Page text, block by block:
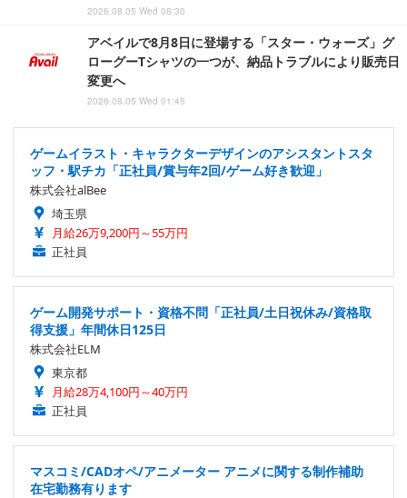
2026.08.05 Wed 08:30
アベイルで8月8日に登場する「スター・ウォーズ」グ
ローグーTシャツの一つが、納品トラブルにより販売日
変更へ
2026.08.05 Wed 01:45
ゲームイラスト・キャラクターデザインのアシスタントスタ
ッフ・駅チカ「正社員/賞与年2回/ゲーム好き歓迎」
株式会社alBee
埼玉県
月給26万9,200円～55万円
正社員
ゲーム開発サポート・資格不問「正社員/土日祝休み/資格取
得支援」年間休日125日
株式会社ELM
東京都
月給28万4,100円～40万円
正社員
マスコミ/CADオペ/アニメーター アニメに関する制作補助
在宅勤務有ります